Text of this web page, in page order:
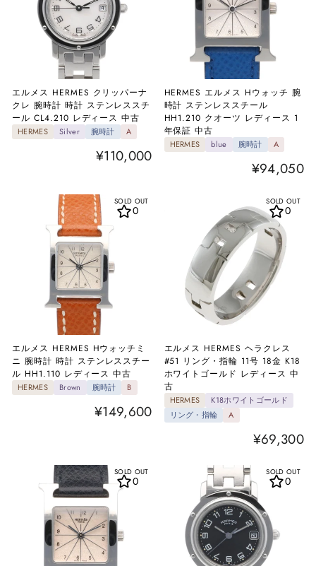
エルメス HERMES クリッパーナ
クレ 腕時計 時計 ステンレススチ
ール CL4.210 レディース 中古
HERMES Silver 腕時計 A
¥110,000
HERMES エルメス Hウォッチ 腕
時計 ステンレススチール
HH1.210 クオーツ レディース 1
年保証 中古
HERMES blue 腕時計 A
¥94,050
SOLD OUT
エルメス HERMES Hウォッチミ
ニ 腕時計 時計 ステンレススチー
ル HH1.110 レディース 中古
HERMES Brown 腕時計 B
¥149,600
0
SOLD OUT
エルメス HERMES ヘラクレス
#51 リング・指輪 11号 18金 K18
ホワイトゴールド レディース 中
古
HERMES
K18ホワイトゴールド
リング・指輪
A
¥69,300
0
SOLD OUT
0
SOLD OUT
0